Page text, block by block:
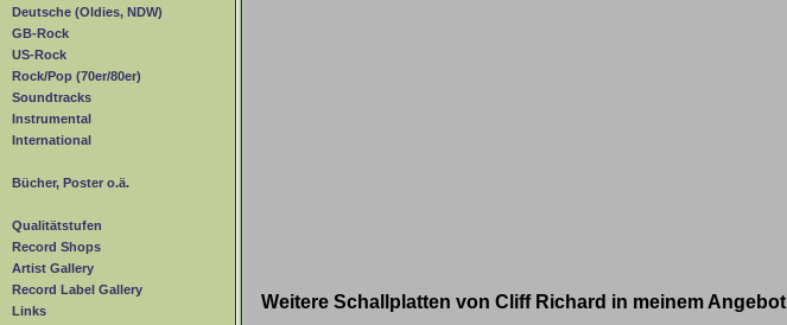
Deutsche (Oldies, NDW)
GB-Rock
US-Rock
Rock/Pop (70er/80er)
Soundtracks
Instrumental
International
Bücher, Poster o.ä.
Qualitätstufen
Record Shops
Artist Gallery
Record Label Gallery
Links
Weitere Schallplatten von Cliff Richard in meinem Angebot